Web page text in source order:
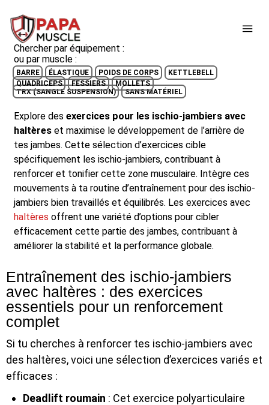
passer
contenu
principal
Chercher par équipement :
BARRE ÉLASTIQUE POIDS DE CORPS KETTLEBELL
TRX (SANGLE SUSPENSION) SANS MATÉRIEL
ou par muscle :
QUADRICEPS FESSIERS MOLLETS
Explore des exercices pour les ischio-jambiers avec
haltèreset maximise le développement de l’arrière de
tes jambes. Cette sélection d’exercices cible
spécifiquement les ischio-jambiers, contribuant à
renforcer et tonifier cette zone musculaire. Intègre ces
mouvements à ta routine d’entraînement pour des ischio-
jambiers bien travaillés et équilibrés. Les exercices avec
haltères offrent une variété d’options pour cibler
efficacement cette partie des jambes, contribuant à
améliorer la stabilité et la performance globale.
Entraînement des ischio-jambiers
avec haltères : des exercices
essentiels pour un renforcement
complet
Si tu cherches à renforcer tes ischio-jambiers avec
des haltères, voici une sélection d’exercices variés et
efficaces :
Deadlift roumain : Cet exercice polyarticulaire